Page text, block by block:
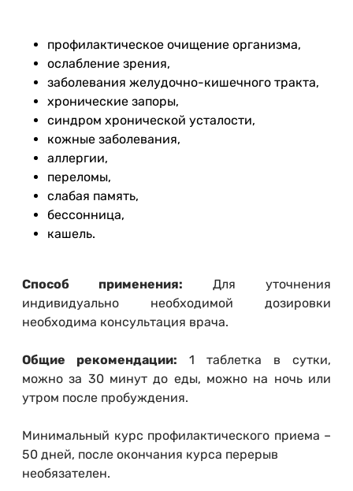
профилактическое очищение организма,
ослабление зрения,
заболевания желудочно-кишечного тракта,
хронические запоры,
синдром хронической усталости,
кожные заболевания,
аллергии,
переломы,
слабая память,
бессонница,
кашель.
Способ применения: Для уточнения
индивидуально необходимой дозировки
необходима консультация врача.
Общие рекомендации: 1 таблетка в сутки,
можно за 30 минут до еды, можно на ночь или
утром после пробуждения.
Минимальный курс профилактического приема –
50 дней, после окончания курса перерыв
необязателен.